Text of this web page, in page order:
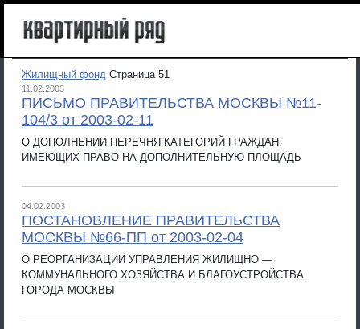
Жилищный фонд Страница 51
11.02.2003
ПИСЬМО ПРАВИТЕЛЬСТВА МОСКВЫ №11-
104/3 от 2003-02-11
О ДОПОЛНЕНИИ ПЕРЕЧНЯ КАТЕГОРИЙ ГРАЖДАН,
ИМЕЮЩИХ ПРАВО НА ДОПОЛНИТЕЛЬНУЮ ПЛОЩАДЬ
04.02.2003
ПОСТАНОВЛЕНИЕ ПРАВИТЕЛЬСТВА
МОСКВЫ №66-ПП от 2003-02-04
О РЕОРГАНИЗАЦИИ УПРАВЛЕНИЯ ЖИЛИЩНО —
КОММУНАЛЬНОГО ХОЗЯЙСТВА И БЛАГОУСТРОЙСТВА
ГОРОДА МОСКВЫ